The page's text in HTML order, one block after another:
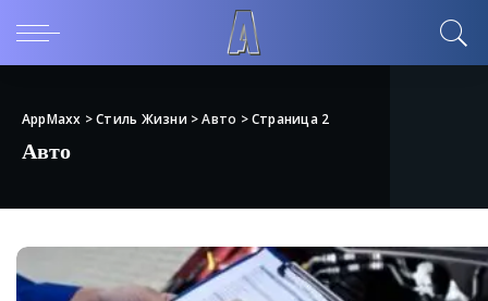
AppMaxx >Стиль Жизни>Авто >Страница 2
Авто